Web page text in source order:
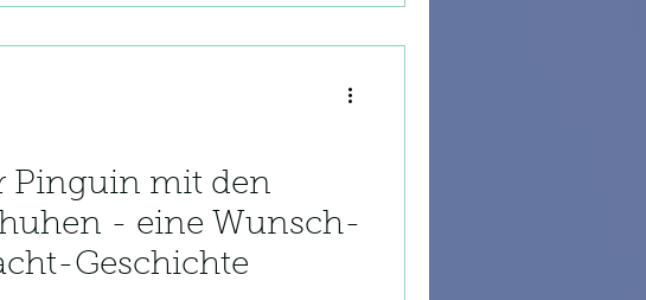
für Kinder, die zeigt, dass jedes
Seele besitzt.
Pinguin mit den
- eine Wunsch-
Geschichte